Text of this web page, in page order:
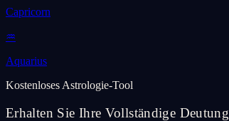
Capricorn
♒
Aquarius
Kostenloses Astrologie-Tool
Erhalten Sie Ihre Vollständige Deutung